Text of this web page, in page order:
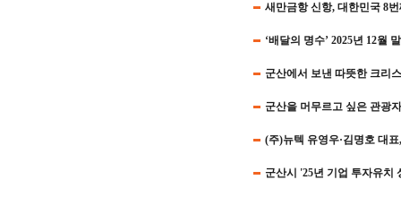
새만금항 신항, 대한민국 8
‘배달의 명수’ 2025년 12월
군산에서 보낸 따뜻한 크리
군산을 머무르고 싶은 관광
(주)뉴텍 유영우·김명호 대
군산시 '25년 기업 투자유치